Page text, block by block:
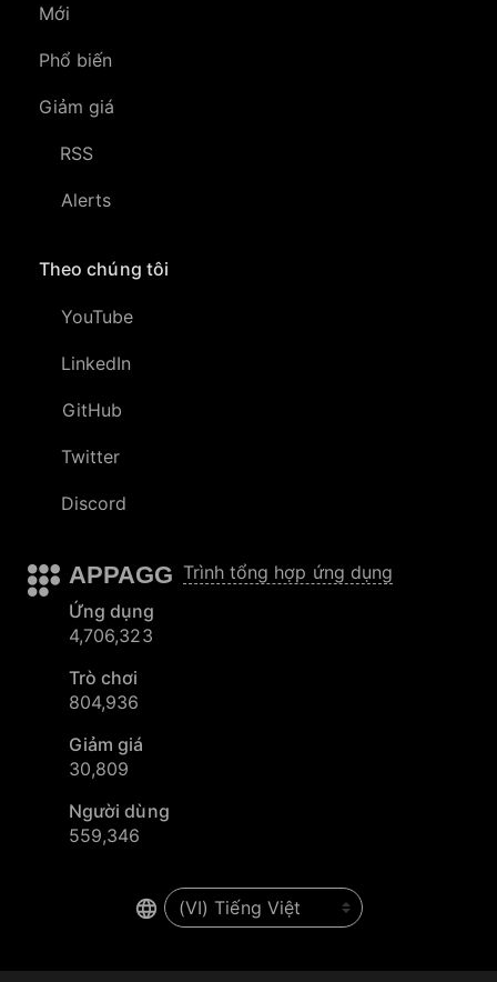
Mới
Phổ biến
Giảm giá
RSS
Alerts
Theo chúng tôi
YouTube
LinkedIn
GitHub
Twitter
Discord
APPAGG Trình tổng hợp ứng dụng
Ứng dụng
4,706,323
Trò chơi
804,936
Giảm giá
30,809
Người dùng
559,346